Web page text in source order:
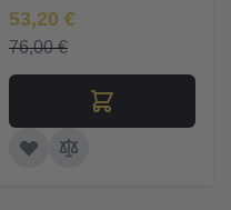
Īpaša Cena
53,20 €
76,00 €